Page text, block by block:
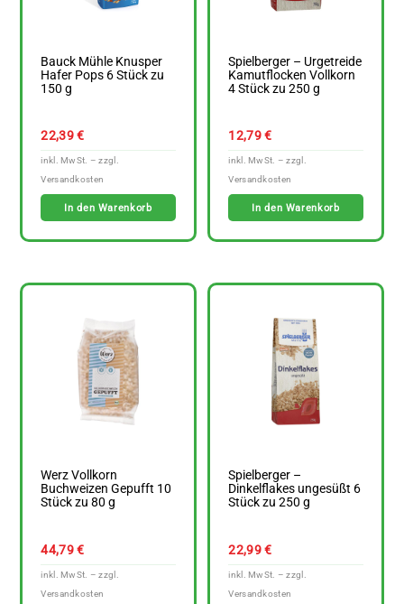
Bauck Mühle Knusper
Hafer Pops 6 Stück zu
150 g
22,39€
In den Warenkorb
Spielberger – Urgetreide
Kamutflocken Vollkorn
4 Stück zu 250 g
12,79€
In den Warenkorb
Werz Vollkorn
Buchweizen Gepufft 10
Stück zu 80 g
44,79€
Spielberger –
Dinkelflakes ungesüßt 6
Stück zu 250 g
22,99€